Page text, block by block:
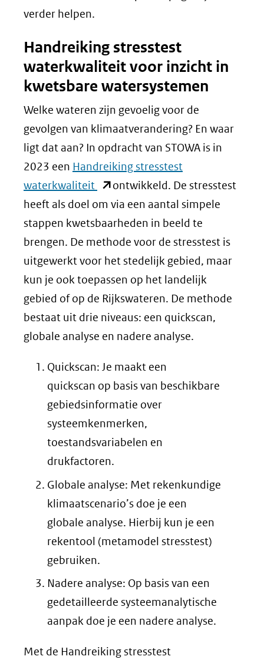
verder helpen.
Handreiking stresstest
waterkwaliteit voor inzicht in
kwetsbare watersystemen
Welke wateren zijn gevoelig voor de
gevolgen van klimaatverandering? En waar
ligt dat aan? In opdracht van STOWA is in
2023 een Handreiking stresstest
waterkwaliteit (opent
in
nieuw
venster)
(verwijst
naar
een
andere
website)
ontwikkeld. De stresstest
heeft als doel om via een aantal simpele
stappen kwetsbaarheden in beeld te
brengen. De methode voor de stresstest is
uitgewerkt voor het stedelijk gebied, maar
kun je ook toepassen op het landelijk
gebied of op de Rijkswateren. De methode
bestaat uit drie niveaus: een quickscan,
globale analyse en nadere analyse.
Quickscan: Je maakt een
quickscan op basis van beschikbare
gebiedsinformatie over
systeemkenmerken,
toestandsvariabelen en
drukfactoren.
Globale analyse: Met rekenkundige
klimaatscenario’s doe je een
globale analyse. Hierbij kun je een
rekentool (metamodel stresstest)
gebruiken.
Nadere analyse: Op basis van een
gedetailleerde systeemanalytische
aanpak doe je een nadere analyse.
Met de Handreiking stresstest